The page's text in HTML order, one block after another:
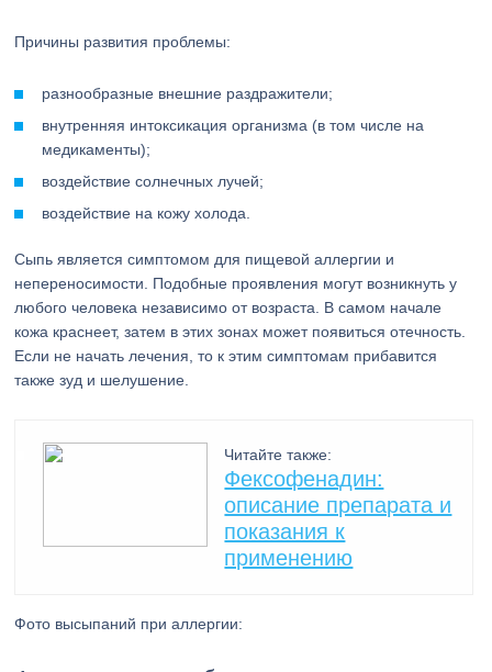
Причины развития проблемы:
разнообразные внешние раздражители;
внутренняя интоксикация организма (в том числе на
медикаменты);
воздействие солнечных лучей;
воздействие на кожу холода.
Сыпь является симптомом для пищевой аллергии и
непереносимости. Подобные проявления могут возникнуть у
любого человека независимо от возраста. В самом начале
кожа краснеет, затем в этих зонах может появиться отечность.
Если не начать лечения, то к этим симптомам прибавится
также зуд и шелушение.
Читайте также:
Фексофенадин:
описание препарата и
показания к
применению
Фото высыпаний при аллергии: